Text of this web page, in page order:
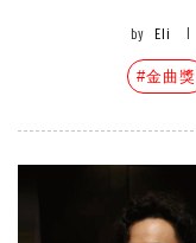
by Eli
#金曲獎